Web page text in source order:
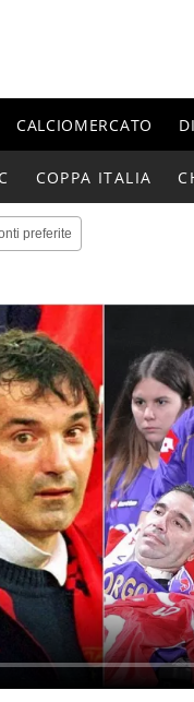
CALCIOMERCATO
COPPA ITALIA
preferite